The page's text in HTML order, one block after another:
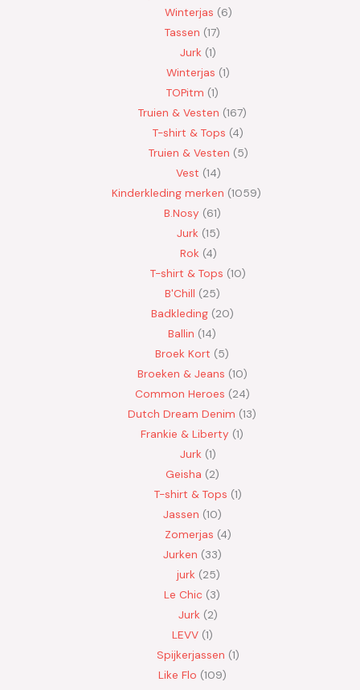
Winterjas 6
Tassen 17
Jurk 1
Winterjas 1
TOPitm 1
Truien & Vesten 167
T-shirt & Tops 4
Truien & Vesten 5
Vest 14
Kinderkleding merken 1059
B.Nosy 61
Jurk 15
Rok 4
T-shirt & Tops 10
B'Chill 25
Badkleding 20
Ballin 14
Broek Kort 5
Broeken & Jeans 10
Common Heroes 24
Dutch Dream Denim 13
Frankie & Liberty 1
Jurk 1
Geisha 2
T-shirt & Tops 1
Jassen 10
Zomerjas 4
Jurken 33
jurk 25
Le Chic 3
Jurk 2
LEVV 1
Spijkerjassen 1
Like Flo 109